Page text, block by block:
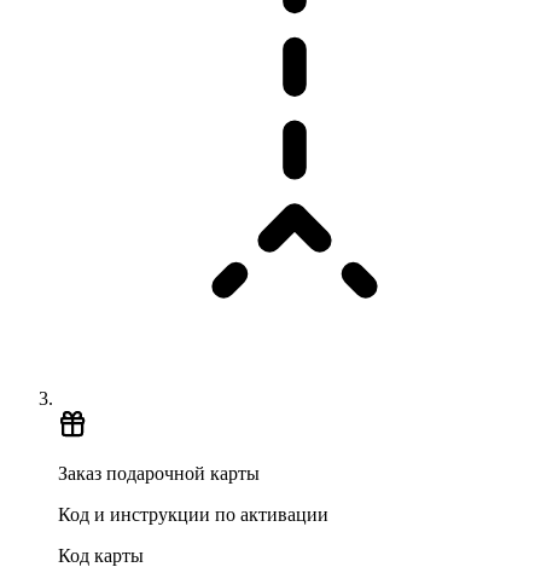
Заказ подарочной карты
Код и инструкции по активации
Код карты